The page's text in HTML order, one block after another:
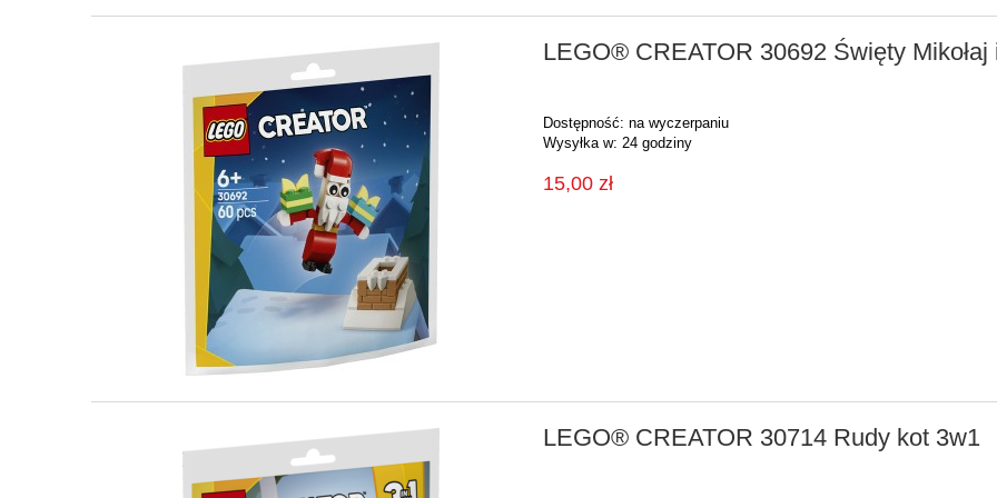
LEGO® CREATOR 30692 Święty
Dostępność: na wyczerpaniu
Wysyłka w: 24 godziny
15,00 zł
LEGO® CREATOR 30714 Rudy kot 3w1